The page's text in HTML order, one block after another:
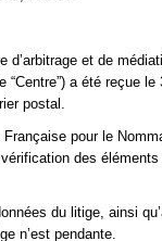
et de
a été reçue le
postal.
pour le
des
du litige, ainsi
n’est pendante.